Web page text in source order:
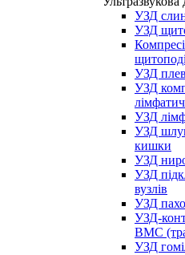
УЗД
УЗД
УЗД
УЗД
УЗД
УЗД
кишки
УЗД
УЗД
вузлів
УЗД
УЗД-
ВМС
УЗД